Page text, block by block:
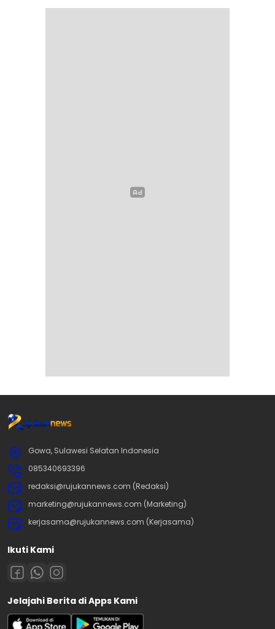
Gowa, Sulawesi Selatan Indonesia
085340693396
redaksi@rujukannews.com (Redaksi)
marketing@rujukannews.com (Marketing)
kerjasama@rujukannews.com (Kerjasama)
Ikuti Kami
Jelajahi Berita di Apps Kami